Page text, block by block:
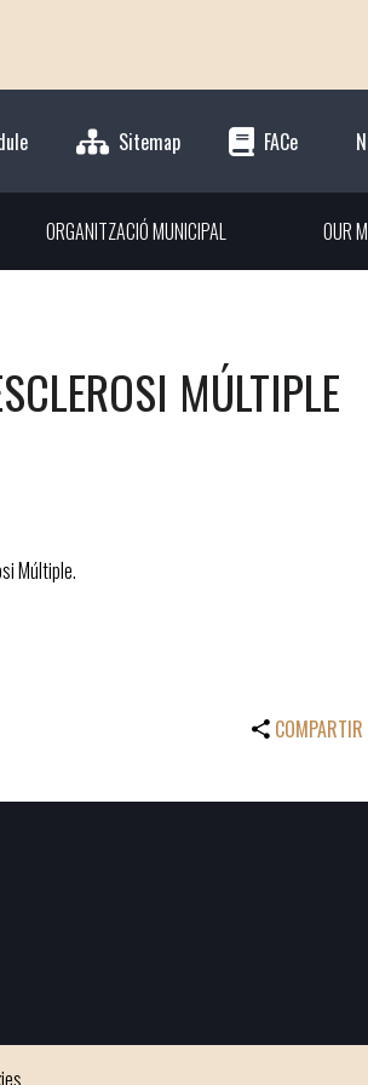
Sitemap FACe
ORGANITZACIÓ MUNICIPAL OUR
MÚLTIPLE
Múltiple.
COMPARTIR